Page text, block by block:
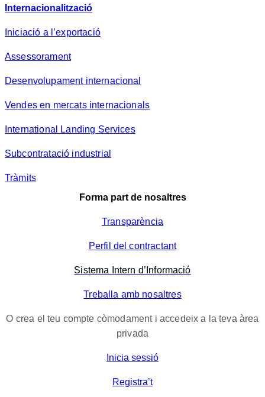
Internacionalització
Iniciació a l’exportació
Assessorament
Desenvolupament internacional
Vendes en mercats internacionals
International Landing Services
Subcontratació industrial
Tràmits
Forma part de nosaltres
Transparència
Perfil del contractant
Sistema Intern d’Informació
Treballa amb nosaltres
O crea el teu compte còmodament i accedeix a la teva àrea
privada
Inicia sessió
Registra’t